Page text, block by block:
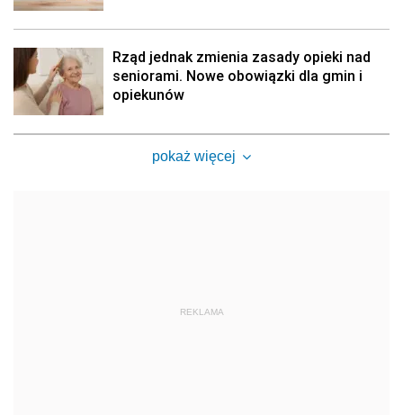
Rząd jednak zmienia zasady opieki nad
seniorami. Nowe obowiązki dla gmin i
opiekunów
pokaż więcej
REKLAMA